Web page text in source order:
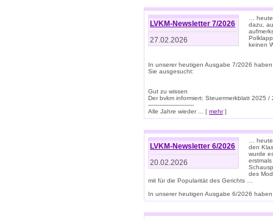
LVKM-Newsletter 7/2026
27.02.2026
…
dazu,
keinen
In unserer heutigen Ausgabe 7/2026
Sie ausgesucht:
Gut zu wissen
Der bvkm informiert: Steuermerkblatt 2025 /
-------------------------
Alle Jahre wieder ... [ mehr]
LVKM-Newsletter 6/2026
20.02.2026
…
den
wurde
des
mit für die Popularität des Gerichts …
In unserer heutigen Ausgabe 6/2026